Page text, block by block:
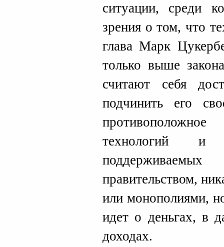
ситуации, среди
зрения о том, что
глава Марк
только выше
считают себя
подчинить его
технологий и
правительством,
или монополиями,
идет о деньгах, в
доходах.